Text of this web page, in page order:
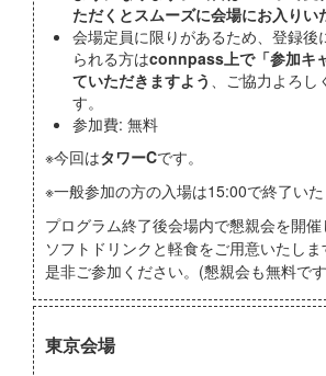
ただくとスムーズに会場にお入りい
会場定員に限りがあるため、登録後
られる方はconnpass上で「参加キ
ていただきますよう
、ご協力よろ
す。
参加費: 無料
※今回はタワーCです。
※一般参加の方の入場は15:00で終了いた
プログラム終了後会場内で懇親会を開催
ソフトドリンクと軽食をご用意いたし
是非ご参加ください。(懇親会も無料で
東京会場